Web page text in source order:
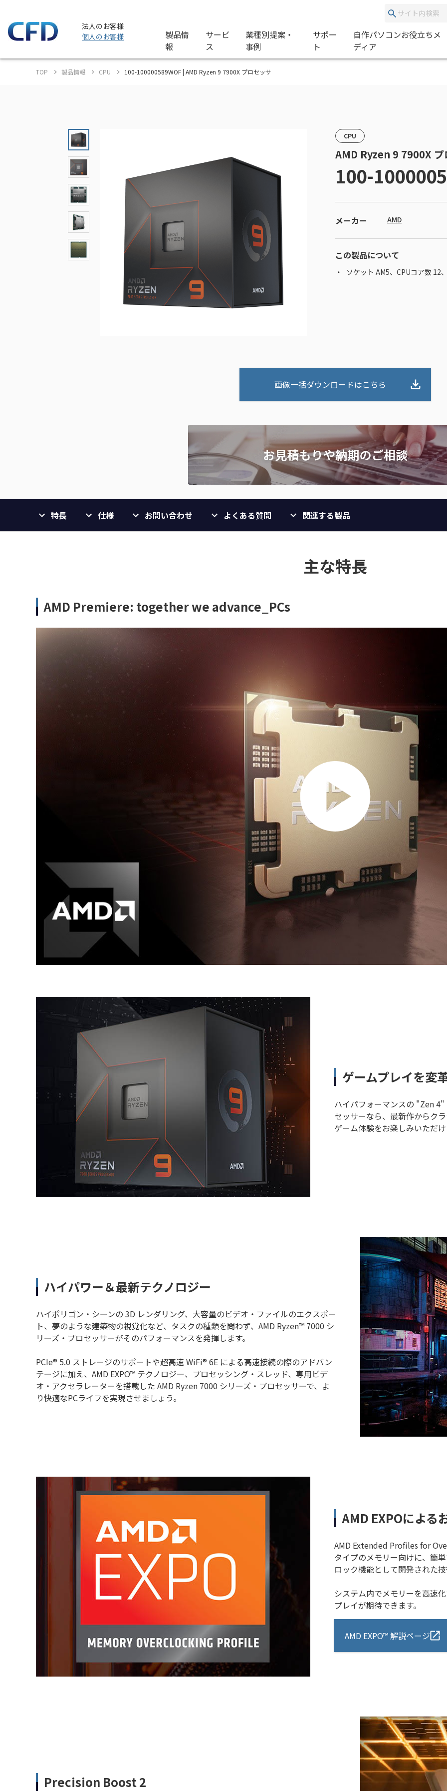
法人のお客様
個人のお客様
製品情
報
サービ
ス
業種別提案・
事例
サポー
ト
自作パソコンお役立ちメ
ディア
TOP 製品情報 CPU 100-100000589WOF | AMD Ryzen 9 7900X プロセッサ
CPU
AMD Ryzen 9 7900X プ
100-
メーカー AMD
この製品について
ソケット AM5、CPUコア数 12
画像一括ダウンロードはこちら
特長 仕様 お問い合わせ よくある質問 関連する製品
主な特長
AMD Premiere: together we advance_PCs
ゲームプレイを変
ハイパフォーマンスの "Zen
セッサーなら、最新作からク
ゲーム体験をお楽しみいただ
ハイパワー＆最新テクノロジー
ハイポリゴン・シーンの 3D レンダリング、大容量のビデオ・ファイルのエクスポー
ト、夢のような建築物の視覚化など、タスクの種類を問わず、AMD Ryzen™ 7000 シ
リーズ・プロセッサーがそのパフォーマンスを発揮します。
PCIe® 5.0 ストレージのサポートや超高速 WiFi® 6E による高速接続の際のアドバン
テージに加え、AMD EXPO™ テクノロジー、プロセッシング・スレッド、専用ビデ
オ・アクセラレーターを搭載した AMD Ryzen 7000 シリーズ・プロセッサーで、よ
り快適なPCライフを実現させましょう。
AMD EXPOによる
AMD Extended Profiles for
タイプのメモリー向けに、簡
ロック機能として開発された
システム内でメモリーを高速
プレイが期待できます。
AMD EXPO™ 解説ページ
Precision Boost 2